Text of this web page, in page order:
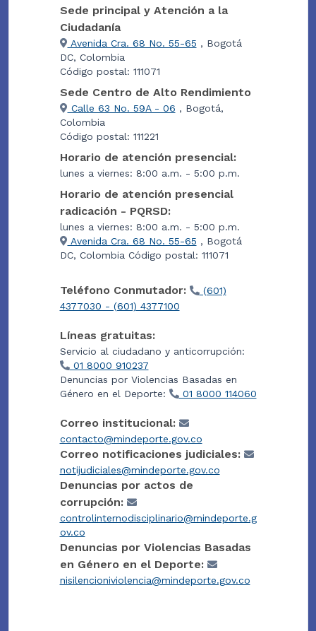
Sede principal y Atención a la
Ciudadanía
Avenida Cra. 68 No. 55-65 , Bogotá
DC, Colombia
Código postal: 111071
Sede Centro de Alto Rendimiento
Calle 63 No. 59A - 06 , Bogotá,
Colombia
Código postal: 111221
Horario de atención presencial:
lunes a viernes: 8:00 a.m. - 5:00 p.m.
Horario de atención presencial
radicación - PQRSD:
lunes a viernes: 8:00 a.m. - 5:00 p.m.
Avenida Cra. 68 No. 55-65 , Bogotá
DC, Colombia Código postal: 111071
Teléfono Conmutador:
(601)
4377030 - (601) 4377100
Líneas gratuitas:
Servicio al ciudadano y anticorrupción:
01 8000 910237
Denuncias por Violencias Basadas en
Género en el Deporte:
01 8000 114060
Correo institucional:
contacto@mindeporte.gov.co
Correo notificaciones judiciales:
notijudiciales@mindeporte.gov.co
Denuncias por actos de
corrupción:
controlinternodisciplinario@mindeporte.g
ov.co
Denuncias por Violencias Basadas
en Género en el Deporte:
nisilencioniviolencia@mindeporte.gov.co